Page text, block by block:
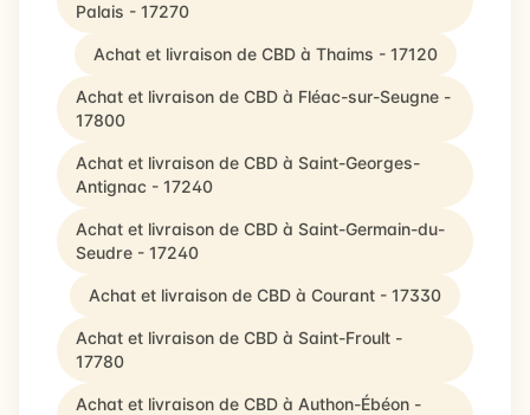
Palais - 17270
Achat et livraison de CBD à Thaims - 17120
Achat et livraison de CBD à Fléac-sur-Seugne -
17800
Achat et livraison de CBD à Saint-Georges-
Antignac - 17240
Achat et livraison de CBD à Saint-Germain-du-
Seudre - 17240
Achat et livraison de CBD à Courant - 17330
Achat et livraison de CBD à Saint-Froult -
17780
Achat et livraison de CBD à Authon-Ébéon -